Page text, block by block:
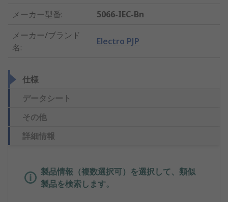
メーカー型番:
5066-IEC-Bn
メーカー/ブランド
名:
Electro PJP
仕様
データシート
その他
詳細情報
製品情報（複数選択可）を選択して、類似
製品を検索します。